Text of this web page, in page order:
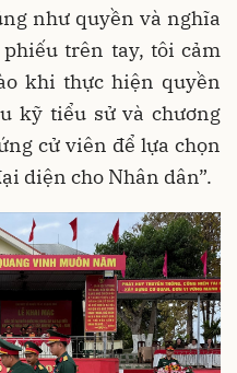
như quyền và nghĩa
trên tay, tôi cảm
khi thực hiện quyền
kỹ tiểu sử và chương
cử viên để lựa chọn
diện cho Nhân dân”.